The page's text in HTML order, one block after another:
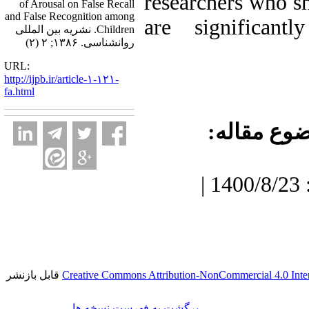
are
مقاله:
دریافت: 1400/7/3 | پذیرش: 1400/8/23 |
of Arousal on False Recall
and False Recognition among
Children. نشریه بین المللی
روانشناسی. ۱۳۸۶; ۲ (۲)
URL:
http://ijpb.ir/article-۱-۱۲۱-
fa.html
Creative Commons Attribution-NonCommercial 4.0 قابل بازنشر